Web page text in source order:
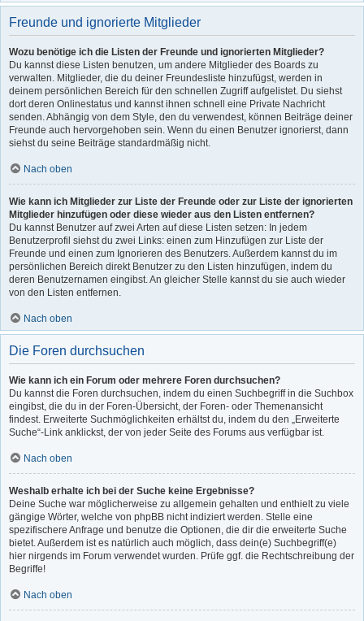
Freunde und ignorierte Mitglieder
Wozu benötige ich die Listen der Freunde und ignorierten Mitglieder?
Du kannst diese Listen benutzen, um andere Mitglieder des Boards zu
verwalten. Mitglieder, die du deiner Freundesliste hinzufügst, werden in
deinem persönlichen Bereich für den schnellen Zugriff aufgelistet. Du siehst
dort deren Onlinestatus und kannst ihnen schnell eine Private Nachricht
senden. Abhängig von dem Style, den du verwendest, können Beiträge deiner
Freunde auch hervorgehoben sein. Wenn du einen Benutzer ignorierst, dann
siehst du seine Beiträge standardmäßig nicht.
Nach oben
Wie kann ich Mitglieder zur Liste der Freunde oder zur Liste der ignorierten
Mitglieder hinzufügen oder diese wieder aus den Listen entfernen?
Du kannst Benutzer auf zwei Arten auf diese Listen setzen: In jedem
Benutzerprofil siehst du zwei Links: einen zum Hinzufügen zur Liste der
Freunde und einen zum Ignorieren des Benutzers. Außerdem kannst du im
persönlichen Bereich direkt Benutzer zu den Listen hinzufügen, indem du
deren Benutzernamen eingibst. An gleicher Stelle kannst du sie auch wieder
von den Listen entfernen.
Nach oben
Die Foren durchsuchen
Wie kann ich ein Forum oder mehrere Foren durchsuchen?
Du kannst die Foren durchsuchen, indem du einen Suchbegriff in die Suchbox
eingibst, die du in der Foren-Übersicht, der Foren- oder Themenansicht
findest. Erweiterte Suchmöglichkeiten erhältst du, indem du den „Erweiterte
Suche“-Link anklickst, der von jeder Seite des Forums aus verfügbar ist.
Nach oben
Weshalb erhalte ich bei der Suche keine Ergebnisse?
Deine Suche war möglicherweise zu allgemein gehalten und enthielt zu viele
gängige Wörter, welche von phpBB nicht indiziert werden. Stelle eine
spezifischere Anfrage und benutze die Optionen, die dir die erweiterte Suche
bietet. Außerdem ist es natürlich auch möglich, dass dein(e) Suchbegriff(e)
hier nirgends im Forum verwendet wurden. Prüfe ggf. die Rechtschreibung der
Begriffe!
Nach oben